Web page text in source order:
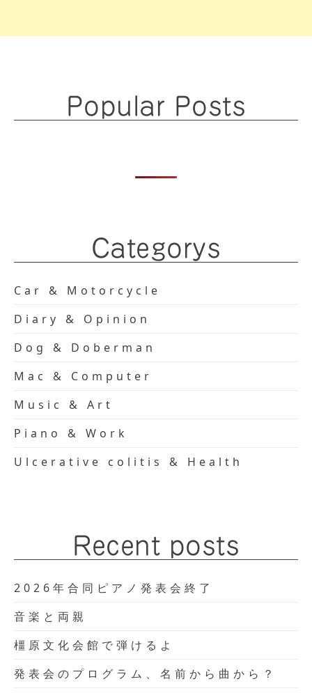
Popular Posts
Categorys
Car & Motorcycle
Diary & Opinion
Dog & Doberman
Mac & Computer
Music & Art
Piano & Work
Ulcerative colitis & Health
Recent posts
2026年合同ピアノ発表会終了
音楽と両親
橿原文化会館で弾けるよ
発表会のプログラム、名前から曲から？